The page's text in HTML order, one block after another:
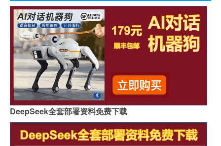
DeepSeek全套部署资料免费下载